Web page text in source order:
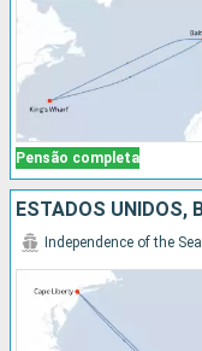
Pensão completa
ESTADOS UNIDOS,
Independence of the